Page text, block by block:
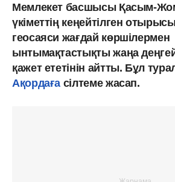
Мемлекет басшысы Қасым-
үкіметтің кеңейтілген
геосаяси жағдай көршілермен
ынтымақтастықты жаңа
қажет ететінін айтты. Бұл
Ақордаға сілтеме жасап.